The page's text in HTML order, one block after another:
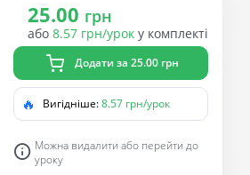
25.00 грн
або 8.57 грн/урок у комплекті
Додати за 25.00 грн
🔥 Вигідніше:8.57 грн/урок
Можна видалити або перейти до
уроку